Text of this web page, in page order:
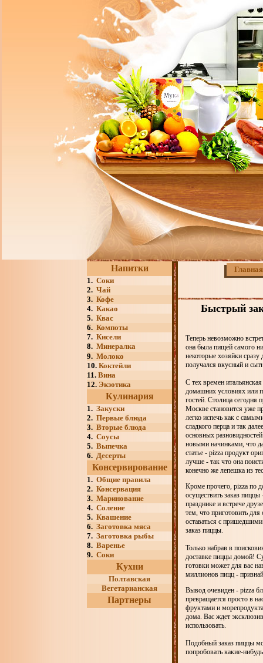
Напитки
1. Соки
2. Чай
3. Кофе
4. Какао
5. Квас
6. Компоты
7. Кисели
8. Минералка
9. Молоко
10. Коктейли
11. Вина
12. Экзотика
Кулинария
1. Закуски
2. Первые блюда
3. Вторые блюда
4. Соусы
5. Выпечка
6. Десерты
Консервирование
1. Общие правила
2. Консервация
3. Маринование
4. Соление
5. Квашение
6. Заготовка мяса
7. Заготовка рыбы
8. Варенье
9. Соки
Кухни
Полтавская
Вегетарианская
Партнеры
Главная
Быстрый
Теперь невозможно
она была пищей самого
некоторые хозяйки
получался вкусный и
С тех времен
домашних условиях или
гостей. Столица сегодня
Москве становится уже
легко испечь как с
сладкого перца и так
основных
новыми начинками, что
статье - pizza продукт
лучше - так что она
конечно же лепешка из
Кроме прочего, pizza по
осуществить заказ
празднике и встрече
тем, что приготовить
оставаться с
заказ пиццы.
Только набрав в
доставке пиццы домой!
готовки может для вас
миллионов пицц -
Вывод очевиден - pizza
превращается просто в
фруктами и
дома. Вас ждет
использовать.
Подобный заказ пиццы
попробовать какие-